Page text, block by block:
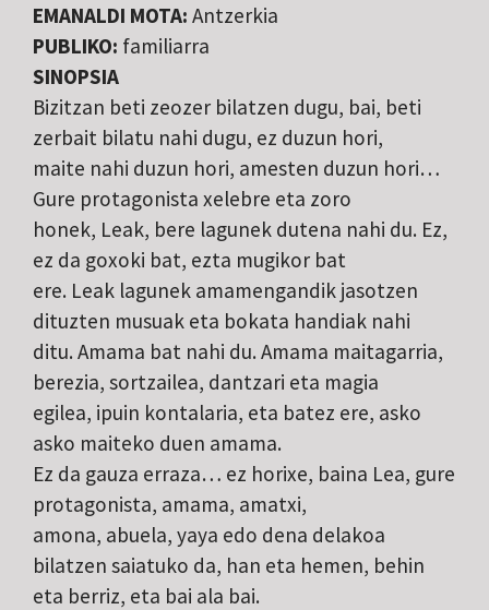
EMANALDI MOTA: Antzerkia
PUBLIKO: familiarra
SINOPSIA
Bizitzan beti zeozer bilatzen dugu, bai, beti
zerbait bilatu nahi dugu, ez duzun hori,
maite nahi duzun hori, amesten duzun hori…
Gure protagonista xelebre eta zoro
honek, Leak, bere lagunek dutena nahi du. Ez,
ez da goxoki bat, ezta mugikor bat
ere. Leak lagunek amamengandik jasotzen
dituzten musuak eta bokata handiak nahi
ditu. Amama bat nahi du. Amama maitagarria,
berezia, sortzailea, dantzari eta magia
egilea, ipuin kontalaria, eta batez ere, asko
asko maiteko duen amama.
Ez da gauza erraza… ez horixe, baina Lea, gure
protagonista, amama, amatxi,
amona, abuela, yaya edo dena delakoa
bilatzen saiatuko da, han eta hemen, behin
eta berriz, eta bai ala bai.